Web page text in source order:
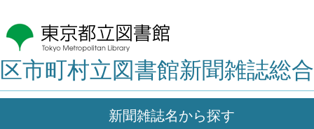
区市町村立図書館新聞雑誌総
新聞雑誌名から探す